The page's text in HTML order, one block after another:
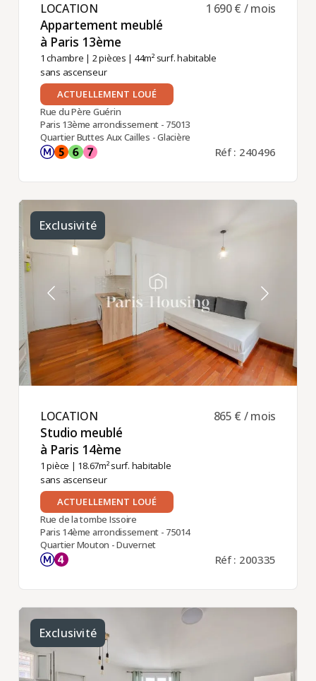
LOCATION ​
Appartement meublé
à Paris 13ème ​
1 chambre | 2 pièces | 44m² surf. habitable
sans ascenseur
1 690 € / mois
ACTUELLEMENT LOUÉ
Rue du Père Guérin
Paris 13ème arrondissement - 75013
Quartier Buttes Aux Cailles - Glacière
Réf : 240496
Exclusivité
LOCATION ​
Studio meublé
à Paris 14ème ​
1 pièce | 18.67m² surf. habitable
sans ascenseur
865 € / mois
ACTUELLEMENT LOUÉ
Rue de la tombe Issoire
Paris 14ème arrondissement - 75014
Quartier Mouton - Duvernet
Réf : 200335
Exclusivité